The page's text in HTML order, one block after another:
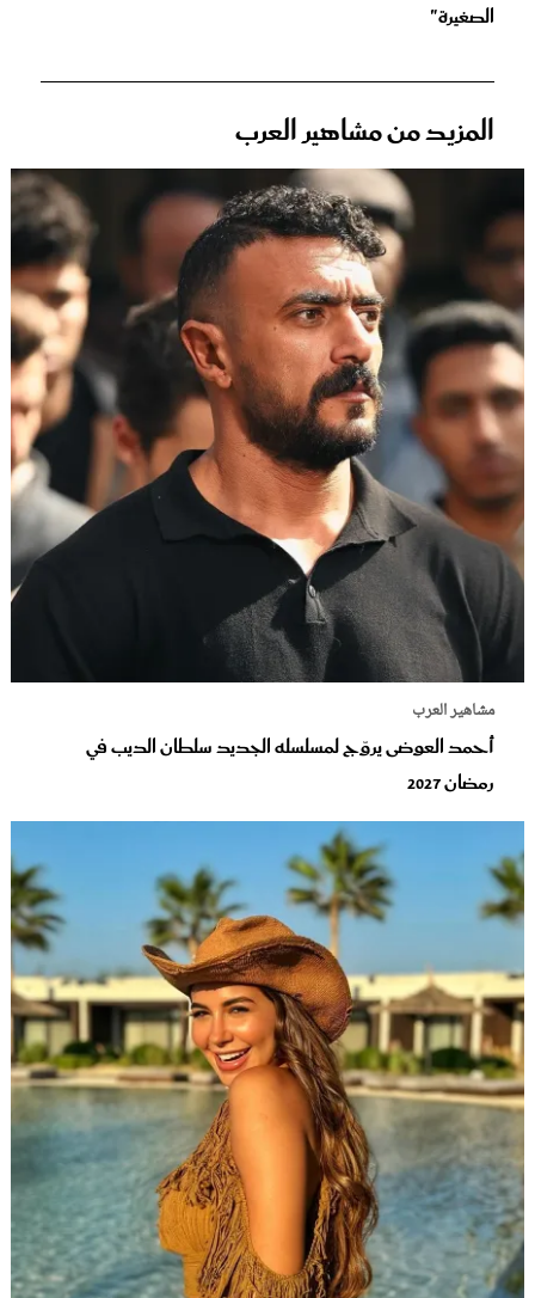
الصغيرة"
المزيد من مشاهير العرب
مشاهير العرب
أحمد العوضى يروّج لمسلسله الجديد سلطان الديب في
رمضان 2027